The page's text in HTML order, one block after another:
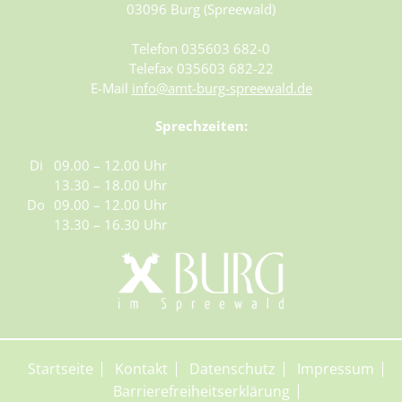
12.09.2026 – 13.09.2026
14.09.2026 – 15.09.2026
15.09.2026 – 16.09.2026
17.09.2026 – 18.09.2026
19.09.2026 – 20.09.2026
20.09.2026 – 21.09.2026
21.09.2026 – 22.09.2026
23.09.2026 – 24.09.2026
24.09.2026 – 25.09.2026
26.09.2026 – 27.09.2026
27.09.2026 – 28.09.2026
28.09.2026 – 29.09.2026
03096 Burg (Spreewald)
Telefon 035603 682-0
Telefax 035603 682-22
E-Mail info@amt-burg-spreewald.de
Sprechzeiten:
Di
09.00 – 12.00 Uhr
13.30 – 18.00 Uhr
Do 09.00 – 12.00 Uhr
13.30 – 16.30 Uhr
Startseite Kontakt Datenschutz
Impressum
Barrierefreiheitserklärung